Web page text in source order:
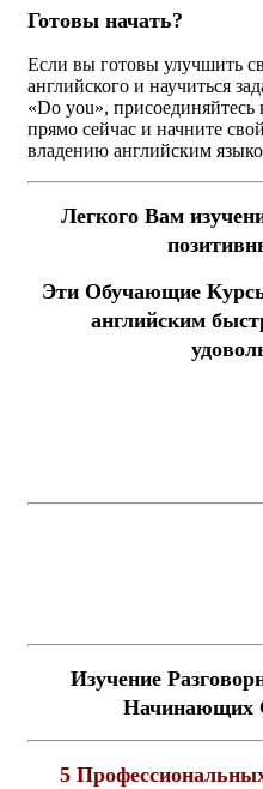
Готовы начать?
Если вы готовы улучшить
английского и научиться
«Do you»,
прямо сейчас и начните
владению английским
Легкого Вам
Эти Обучающие
английским
Изучение
Начинающих
5